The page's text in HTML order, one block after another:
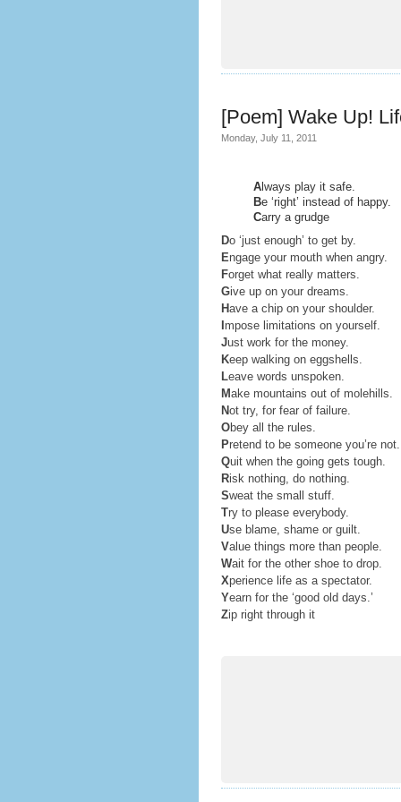
[Poem] Wake Up!
Monday, July 11, 2011
Always play it safe.
Be ‘right’ instead of happy.
Carry a grudge
Do ‘just enough’ to get by.
Engage your mouth when angry.
Forget what really matters.
Give up on your dreams.
Have a chip on your shoulder.
Impose limitations on yourself.
Just work for the money.
Keep walking on eggshells.
Leave words unspoken.
Make mountains out of molehills.
Not try, for fear of failure.
Obey all the rules.
Pretend to be someone you’re not.
Quit when the going gets tough.
Risk nothing, do nothing.
Sweat the small stuff.
Try to please everybody.
Use blame, shame or guilt.
Value things more than people.
Wait for the other shoe to drop.
Xperience life as a spectator.
Yearn for the ‘good old days.’
Zip right through it